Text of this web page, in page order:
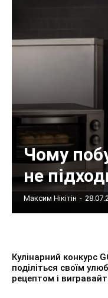
Чому
не
Максим Нікітін -
Кулінарний конкурс
поділіться своїм
рецептом і